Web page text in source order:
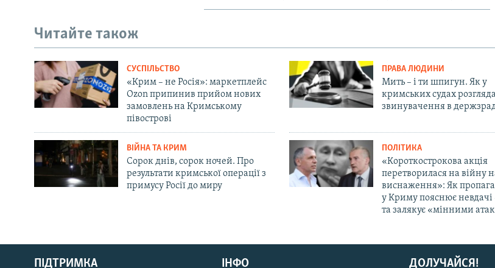
Русский
Qırımtatar
Читайте також
СУСПІЛЬСТВО
«Крим – не Росія»: маркетплейс
Ozon припинив прийом нових
замовлень на Кримському
півострові
ПРАВА ЛЮДИНИ
Мить – і ти шпигун. Як у
кримських судах
звинувачення в
ВІЙНА ТА КРИМ
Сорок днів, сорок ночей. Про
результати кримської операції з
примусу Росії до миру
ПОЛІТИКА
«Короткострокова акція
перетворилася на війну
виснаження»: Як
у Криму пояснює
та залякує «мінними
ДОЛУЧАЙСЯ!
ПІДТРИМКА ІНФО